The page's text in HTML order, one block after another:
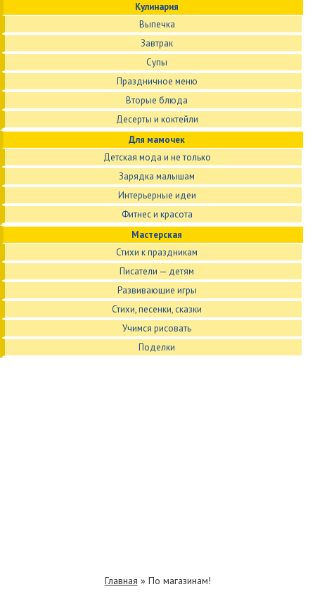
Кулинария
Выпечка
Завтрак
Супы
Праздничное меню
Вторые блюда
Десерты и коктейли
Для мамочек
Детская мода и не только
Зарядка малышам
Интерьерные идеи
Фитнес и красота
Мастерская
Стихи к праздникам
Писатели — детям
Развивающие игры
Стихи, песенки, сказки
Учимся рисовать
Поделки
Главная » По магазинам!